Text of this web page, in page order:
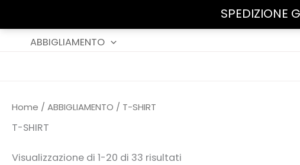
SPEDIZIONE
ABBIGLIAMENTO
Home / ABBIGLIAMENTO / T-SHIRT
T-SHIRT
Visualizzazione di 1-20 di 33 risultati